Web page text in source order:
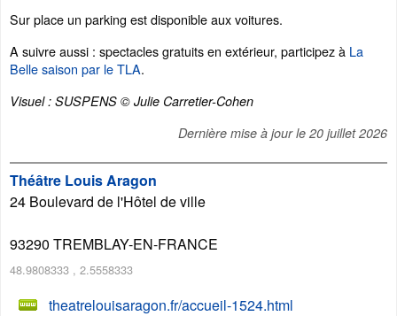
Sur place un parking est disponible aux voitures.
A suivre aussi : spectacles gratuits en extérieur, participez à La
Belle saison par le TLA.
Visuel : SUSPENS © Julie Carretier-Cohen
Dernière mise à jour le 20 juillet 2026
Théâtre Louis Aragon
24 Boulevard de l'Hôtel de ville
93290 TREMBLAY-EN-FRANCE
48.9808333 , 2.5558333
theatrelouisaragon.fr/accueil-1524.html